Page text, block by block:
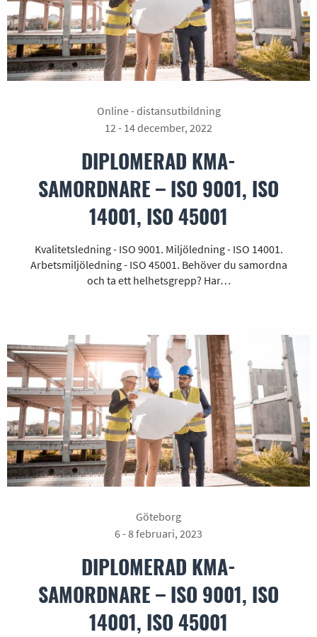
Online - distansutbildning
12 - 14 december, 2022
DIPLOMERAD KMA-
SAMORDNARE – ISO 9001, ISO
14001, ISO 45001
Kvalitetsledning - ISO 9001. Miljöledning - ISO 14001.
Arbetsmiljöledning - ISO 45001. Behöver du samordna
och ta ett helhetsgrepp? Har…
Göteborg
6 - 8 februari, 2023
DIPLOMERAD KMA-
SAMORDNARE – ISO 9001, ISO
14001, ISO 45001